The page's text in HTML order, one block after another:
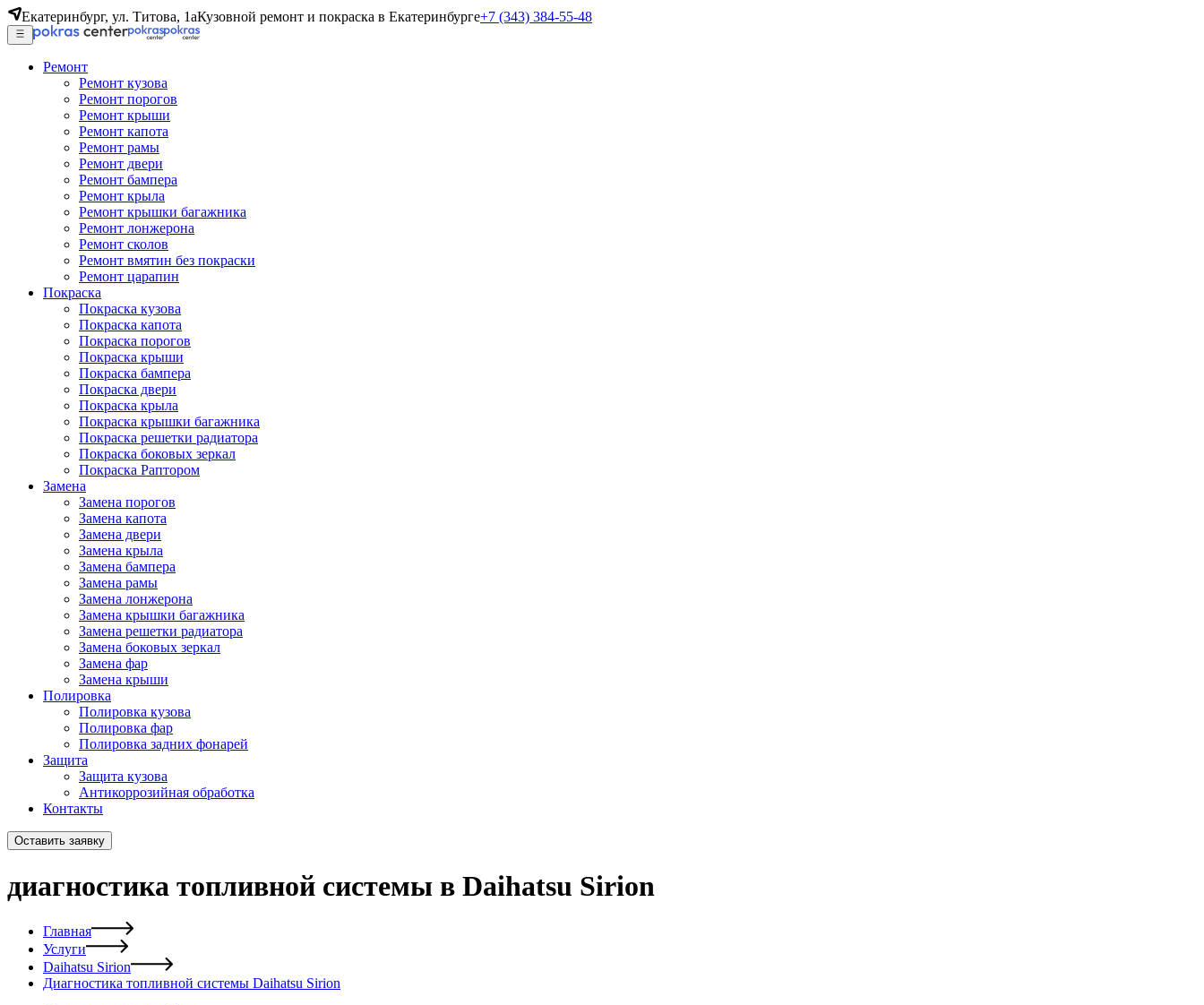
Екатеринбург, ул. Титова, 1аКузовной ремонт и покраска в Екатеринбурге+7 (343) 384-55-48
Ремонт
Ремонт кузова
Ремонт порогов
Ремонт крыши
Ремонт капота
Ремонт рамы
Ремонт двери
Ремонт бампера
Ремонт крыла
Ремонт крышки багажника
Ремонт лонжерона
Ремонт сколов
Ремонт вмятин без покраски
Ремонт царапин
Покраска
Покраска кузова
Покраска капота
Покраска порогов
Покраска крыши
Покраска бампера
Покраска двери
Покраска крыла
Покраска крышки багажника
Покраска решетки радиатора
Покраска боковых зеркал
Покраска Раптором
Замена
Замена порогов
Замена капота
Замена двери
Замена крыла
Замена бампера
Замена рамы
Замена лонжерона
Замена крышки багажника
Замена решетки радиатора
Замена боковых зеркал
Замена фар
Замена крыши
Полировка
Полировка кузова
Полировка фар
Полировка задних фонарей
Защита
Защита кузова
Антикоррозийная обработка
Контакты
Оставить заявку
диагностика топливной системы в Daihatsu Sirion
Главная
Услуги
Daihatsu Sirion
Диагностика топливной системы Daihatsu Sirion